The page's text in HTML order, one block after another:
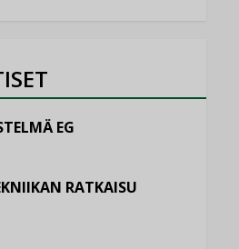
EG
RATKAISU